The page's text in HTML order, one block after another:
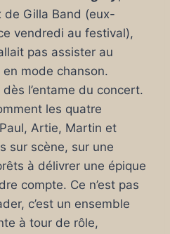
de Gilla Band (eux-
vendredi au festival),
pas assister au
mode chanson.
l’entame du concert.
les quatre
Artie, Martin et
sur scène, sur une
à délivrer une épique
compte. Ce n’est pas
c’est un ensemble
à tour de rôle,